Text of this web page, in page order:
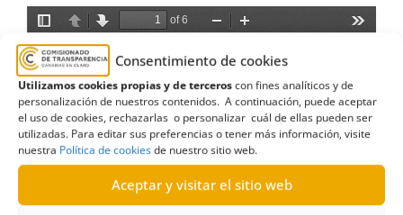
Consentimiento de cookies
Utilizamos cookies propias y de terceroscon fines analíticos y de
personalización de nuestros contenidos. A continuación, puede aceptar
el uso de cookies, rechazarlas o personalizar cuál de ellas pueden ser
utilizadas. Para editar sus preferencias o tener más información, visite
nuestra Política de cookiesde nuestro sitio web.
Aceptar y visitar el sitio web